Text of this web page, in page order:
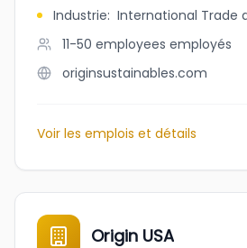
Industrie: International Trade
11-50 employees employés
originsustainables.com
Voir les emplois et détails
Origin USA